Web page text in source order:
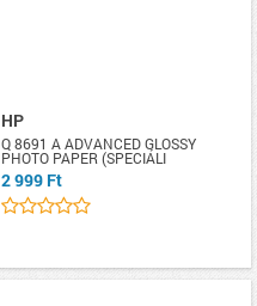
HP
Q 8691 A ADVANCED GLOSSY
PHOTO PAPER (SPECIÁLI
2 999 Ft